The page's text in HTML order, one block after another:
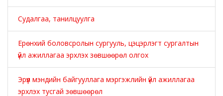
Судалгаа, танилцуулга
Ерөнхий боловсролын сургууль, цэцэрлэгт сургалтын
үйл ажиллагаа эрхлэх зөвшөөрөл олгох
Эрүүл мэндийн байгууллага мэргэжлийн үйл ажиллагаа
эрхлэх тусгай зөвшөөрөл